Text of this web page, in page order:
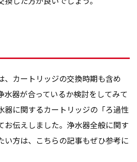
、カートリッジの交換時期も含め
水器が合っているか検討をしてみて
器に関するカートリッジの「ろ過性
お伝えしました。浄水器全般に関す
い方は、こちらの記事もぜひ参考に